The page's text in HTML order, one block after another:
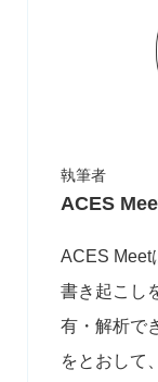
執筆者
ACES
ACES Meet
書き起こし
有・解析で
をとおして